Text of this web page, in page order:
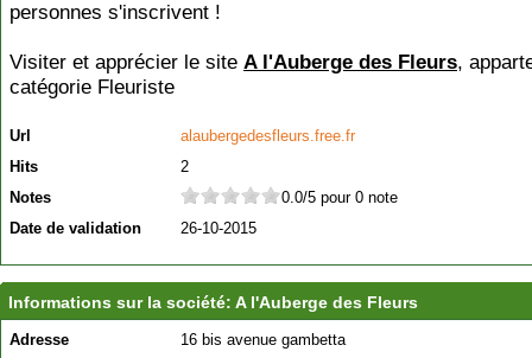
personnes s'inscrivent !
Visiter et apprécier le site A l'Auberge des Fleurs,
catégorie Fleuriste
Url
alaubergedesfleurs.free.fr
Hits
2
Notes
0.0/5 pour 0 note
Date de validation
26-10-2015
Informations sur la société: A l'Auberge des Fleurs
Adresse
16 bis avenue gambetta